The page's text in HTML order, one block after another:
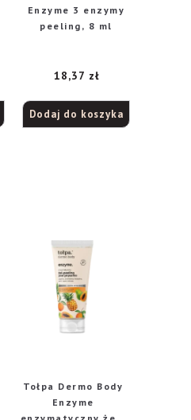
Enzyme 3 enzymy
peeling, 8 ml
18,37 zł
Dodaj do koszyka
Tołpa Dermo Body
Enzyme